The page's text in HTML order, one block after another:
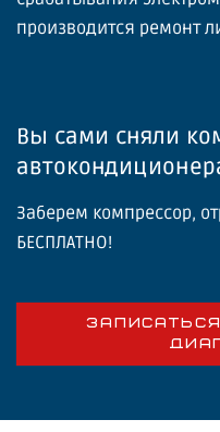
производится ремонт
Вы сами сняли
Заберем компрессор,
БЕСПЛАТНО!